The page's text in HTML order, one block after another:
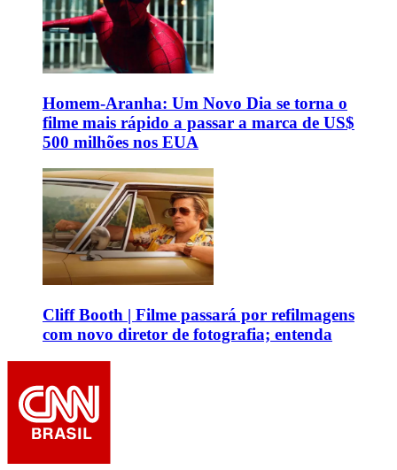
Homem-Aranha: Um Novo Dia se torna o
filme mais rápido a passar a marca de US$
500 milhões nos EUA
Cliff Booth | Filme passará por refilmagens
com novo diretor de fotografia; entenda